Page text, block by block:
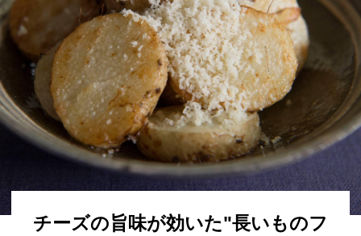
チーズの旨味が効いた"長いものフ